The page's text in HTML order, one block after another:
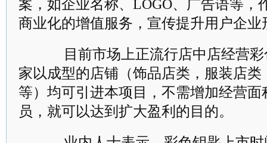
案，如企业名称、LOGO、广告语等，
商业化的增值服务，宣传提升用户企业
目前市场上正流行店中店经营彩
家以成型的店铺（饰品店类，服装店
等）均可引进本项目，不需增加经营
员，就可以达到扩大盈利的目的。